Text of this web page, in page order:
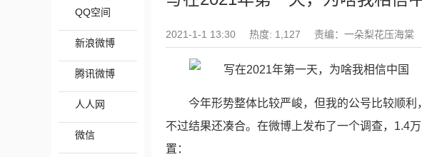
QQ空间
新浪微博
腾讯微博
人人网
微信
2021-1-1 13:30 热度: 1,127 责编：一朵梨花压海棠
今年形势整体比较严峻，但我的公号比较顺利
不过结果还凑合。在微博上发布了一个调查，1.4
置：